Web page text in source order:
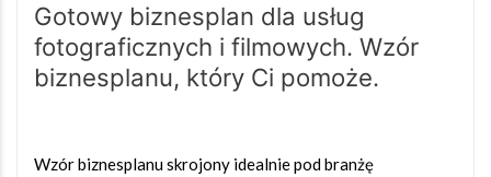
Gotowy biznesplan dla usług
fotograficznych i filmowych. Wzór
biznesplanu, który Ci pomoże.
Wzór biznesplanu skrojony idealnie pod branżę